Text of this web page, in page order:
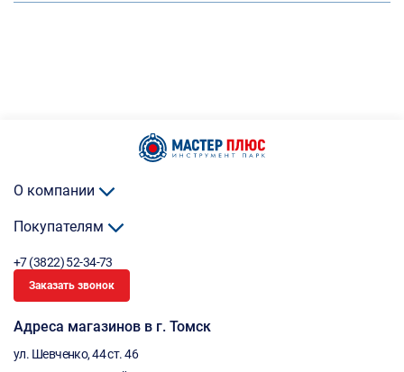
О компании
Покупателям
+7 (3822) 52-34-73
Заказать звонок
Адреса магазинов в г. Томск
ул. Шевченко, 44 ст. 46